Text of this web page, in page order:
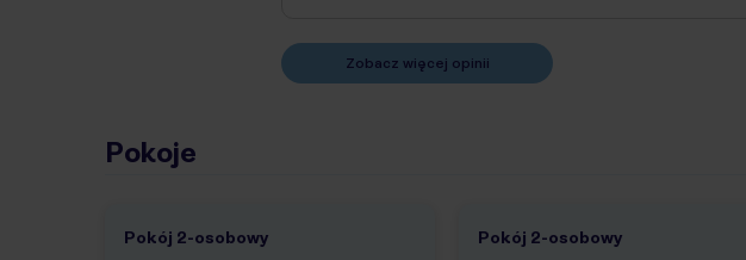
Zobacz więcej opinii
Pokoje
Pokój 2-osobowy Pokój 2-osobowy